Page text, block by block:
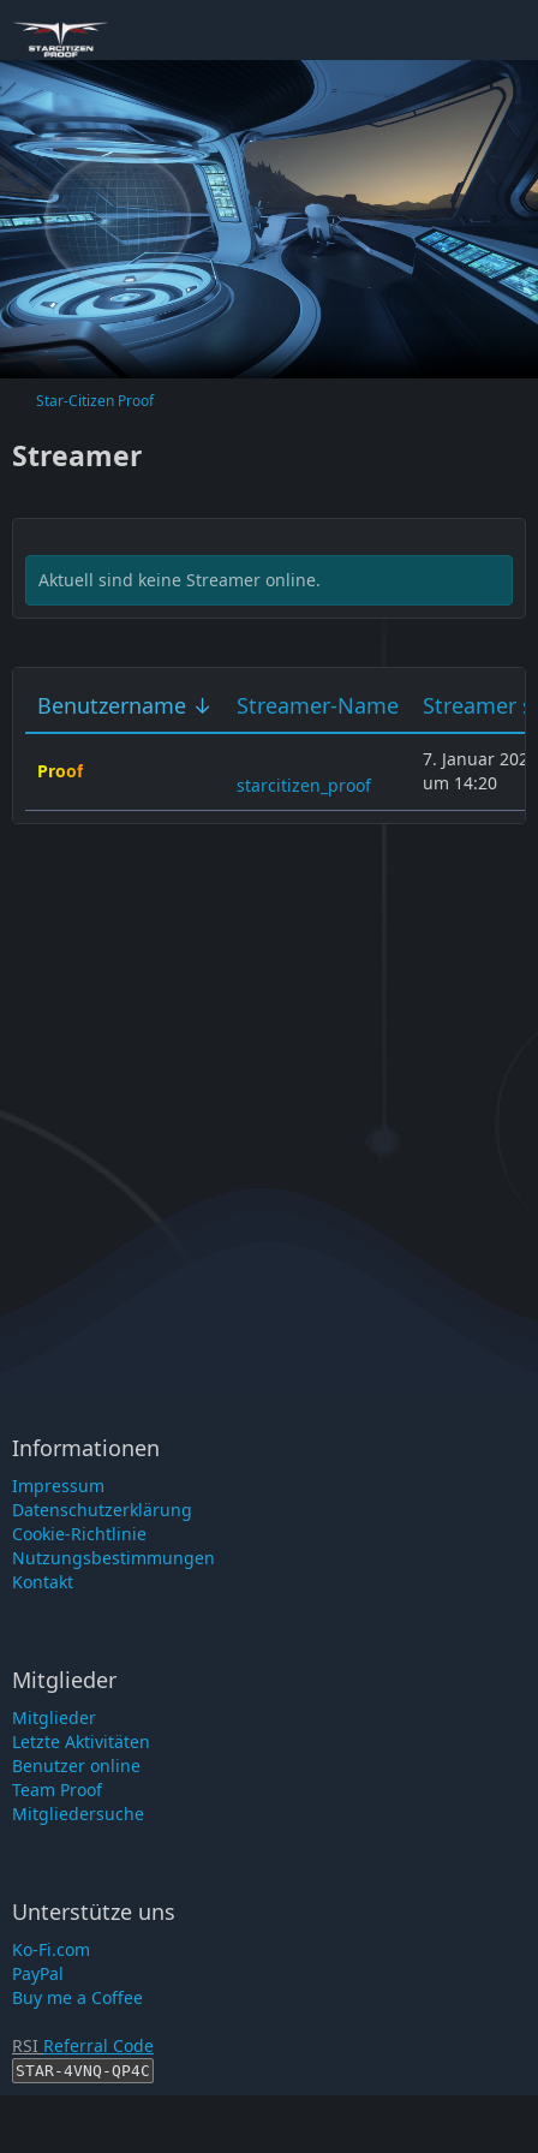
Star-Citizen Proof
Streamer
Aktuell sind keine Streamer online.
Benutzername Streamer-Name Streamer
Proof
starcitizen_proof
7. Januar 2025
um 14:20
Informationen
Impressum
Datenschutzerklärung
Cookie-Richtlinie
Nutzungsbestimmungen
Kontakt
Mitglieder
Mitglieder
Letzte Aktivitäten
Benutzer online
Team Proof
Mitgliedersuche
Unterstütze uns
Ko-Fi.com
PayPal
Buy me a Coffee
RSI Referral Code
STAR-4VNQ-QP4C